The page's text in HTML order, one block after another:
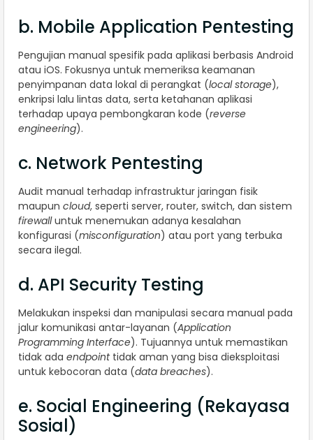
b. Mobile Application Pentesting
Pengujian manual spesifik pada aplikasi berbasis Android
atau iOS. Fokusnya untuk memeriksa keamanan
penyimpanan data lokal di perangkat (local storage),
enkripsi lalu lintas data, serta ketahanan aplikasi
terhadap upaya pembongkaran kode (reverse
engineering).
c. Network Pentesting
Audit manual terhadap infrastruktur jaringan fisik
maupun cloud, seperti server, router, switch, dan sistem
firewalluntuk menemukan adanya kesalahan
konfigurasi (misconfiguration) atau port yang terbuka
secara ilegal.
d. API Security Testing
Melakukan inspeksi dan manipulasi secara manual pada
jalur komunikasi antar-layanan (Application
Programming Interface). Tujuannya untuk memastikan
tidak ada endpointtidak aman yang bisa dieksploitasi
untuk kebocoran data (data breaches).
e. Social Engineering (Rekayasa
Sosial)